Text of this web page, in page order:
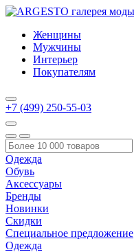
Женщины
Мужчины
Интерьер
Покупателям
+7 (499) 250-55-03
Одежда
Обувь
Аксессуары
Бренды
Новинки
Скидки
Специальное предложение
Одежда